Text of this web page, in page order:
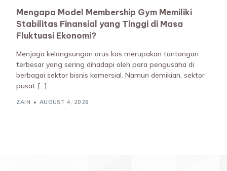
Mengapa Model Membership Gym Memiliki
Stabilitas Finansial yang Tinggi di Masa
Fluktuasi Ekonomi?
Menjaga kelangsungan arus kas merupakan tantangan
terbesar yang sering dihadapi oleh para pengusaha di
berbagai sektor bisnis komersial. Namun demikian, sektor
pusat […]
ZAIN AUGUST 4, 2026